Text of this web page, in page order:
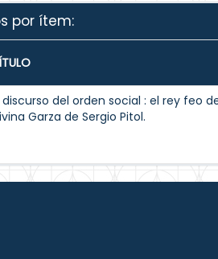
por ítem:
discurso del orden social : el rey feo
Garza de Sergio Pitol.